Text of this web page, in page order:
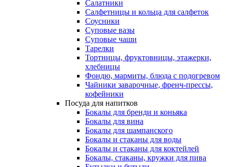
Салатники
Салфетницы и кольца для салфеток
Соусники
Суповые вазы
Суповые чаши
Тарелки
Тортницы, фруктовницы, этажерки,
хлебницы
Фондю, мармиты, блюда с подогревом
Чайники заварочные, френч-прессы,
кофейники
Посуда для напитков
Бокалы для бренди и коньяка
Бокалы для вина
Бокалы для шампанского
Бокалы и стаканы для воды
Бокалы и стаканы для коктейлей
Бокалы, стаканы, кружки для пива